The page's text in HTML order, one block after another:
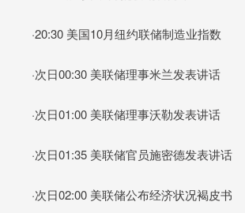
·20:30 美国10月纽约联储制造业指数
·次日00:30 美联储理事米兰发表讲话
·次日01:00 美联储理事沃勒发表讲话
·次日01:35 美联储官员施密德发表讲话
·次日02:00 美联储公布经济状况褐皮书